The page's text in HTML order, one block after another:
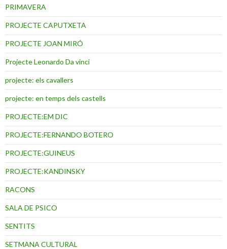
PRIMAVERA
PROJECTE CAPUTXETA
PROJECTE JOAN MIRÓ
Projecte Leonardo Da vinci
projecte: els cavallers
projecte: en temps dels castells
PROJECTE:EM DIC
PROJECTE:FERNANDO BOTERO
PROJECTE:GUINEUS
PROJECTE:KANDINSKY
RACONS
SALA DE PSICO
SENTITS
SETMANA CULTURAL